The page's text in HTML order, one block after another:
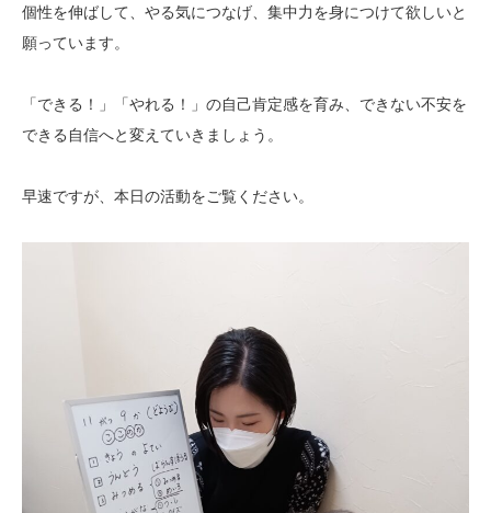
個性を伸ばして、やる気につなげ、集中力を身につけて欲しいと
願っています。
「できる！」「やれる！」の自己肯定感を育み、できない不安を
できる自信へと変えていきましょう。
早速ですが、本日の活動をご覧ください。